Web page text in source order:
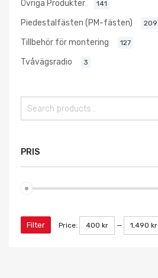
Övriga Produkter 141
Piedestalfästen (PM-fästen) 209
Tillbehör för montering 127
Tvåvägsradio 3
PRIS
Filter Price: 400 kr — 1,490 kr